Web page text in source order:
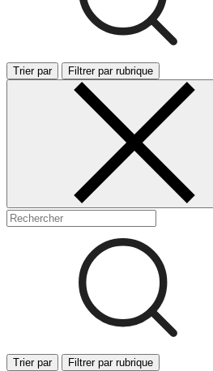
Trier par Filtrer par rubrique
Trier par Filtrer par rubrique